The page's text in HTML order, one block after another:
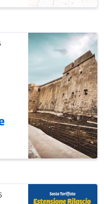
PROTAGONISTA TRA